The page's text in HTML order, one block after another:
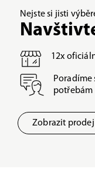
Nejste si jisti
12x
Poradíme
potřebám
Zobrazit